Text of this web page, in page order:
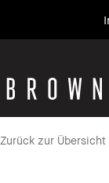
Zurück zur Übersicht